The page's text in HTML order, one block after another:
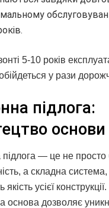
5-10 років
у рази
підлога:
основи
підлога — це не просто
а складна система,
якість усієї
основа дозволяє